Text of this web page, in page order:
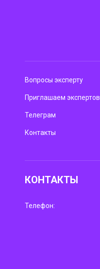
Вопросы эксперту
Приглашаем экспертов
Телеграм
Контакты
КОНТАКТЫ
Телефон: